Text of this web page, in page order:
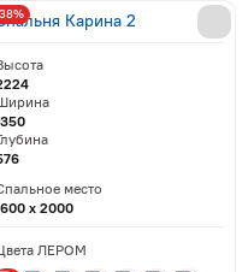
Карина 2
место
x 2000
ЛЕРОМ